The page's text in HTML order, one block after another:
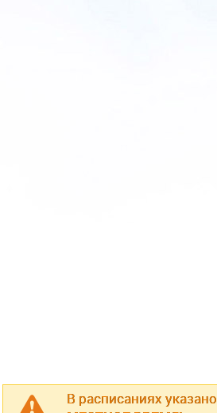
В расписаниях указано